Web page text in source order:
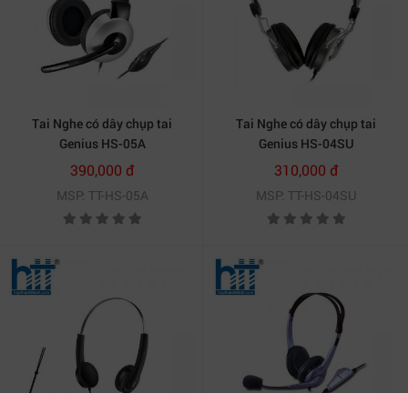
Tai Nghe có dây chụp tai
Genius HS-05A
390,000 đ
MSP: TT-HS-05A
Tai Nghe có dây chụp tai
Genius HS-04SU
310,000 đ
MSP: TT-HS-04SU